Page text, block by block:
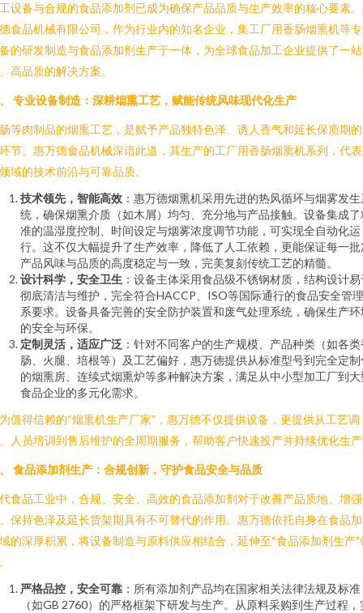
设备与合规的食品添加剂已成为确保产品品质与生产效率的核心要素
食品机械有限公司，作为行业内的知名企业，集工厂用香肠烟熏机等
的研发制造与食品添加剂生产于一体，为全球食品加工企业提供了一站
高品质的解决方案。
专业设备制造：深耕烟熏工艺，赋能传统风味现代化生产
等肉制品的烟熏工艺，是赋予产品独特色泽、诱人香气和延长保质期
节。惠万德食品机械深谙此道，其生产的工厂用香肠烟熏机系列，代
域的技术前沿与可靠品质。
技术领先，智能高效 ：惠万德烟熏机采用先进的热风循环与烟雾发
统，确保烟熏介质（如木屑）均匀、充分地与产品接触。设备集成了
准的温湿度控制、时间设定与烟雾浓度调节功能，可实现全自动化运
行。这不仅大幅提升了生产效率，降低了人工依赖，更能保证每一批
产品风味与品质的高度稳定与一致，完美复刻传统工艺的精髓。
设计科学，安全卫生 ：设备主体采用食品级不锈钢材质，结构设计
彻底清洁与维护，完全符合HACCP、ISO等国际通行的食品安全管
系要求。设备具备完善的安全防护装置和废气处理系统，确保生产环
的安全与环保。
定制灵活，适应广泛 ：针对不同客户的生产规模、产品种类（如各
肠、火腿、培根等）及工艺偏好，惠万德提供从标准型号到完全定制
的烟熏房、连续式烟熏炉等多种解决方案，满足从中小型加工厂到大
食品企业的多元化需求。
值得信赖的“烟熏机生产厂家”，惠万德不仅提供设备，更提供从工艺调
人员培训到售后维护的全周期服务，帮助客户快速投产并持续优化生
食品添加剂生产：合规创新，守护食品安全与品质
食品工业中，合规、安全、高效的食品添加剂对于改善产品质地、增
保持色泽及延长货架期具有不可替代的作用。惠万德依托自身在食品
的深厚积累，将设备制造与原料供应相结合，延伸至“食品添加剂生产”
严格品控，安全可靠 ：所有添加剂产品均在国家相关法律法规及标准
（如GB 2760）的严格框架下研发与生产。从原料采购到生产过程，